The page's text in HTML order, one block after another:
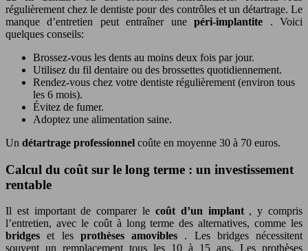
régulièrement chez le dentiste pour des contrôles et un détartrage. Le
manque d’entretien peut entraîner unepéri-implantite . Voici
quelques conseils:
Brossez-vous les dents au moins deux fois par jour.
Utilisez du fil dentaire ou des brossettes quotidiennement.
Rendez-vous chez votre dentiste régulièrement (environ tous
les 6 mois).
Évitez de fumer.
Adoptez une alimentation saine.
Un détartrage professionnel coûte en moyenne 30 à 70 euros.
Calcul du coût sur le long terme : un investissement
rentable
Il est important de comparer le coût d’un implant , y compris
l’entretien, avec le coût à long terme des alternatives, comme les
bridgeset les prothèses amovibles . Les bridges nécessitent
souvent un remplacement tous les 10 à 15 ans. Les prothèses